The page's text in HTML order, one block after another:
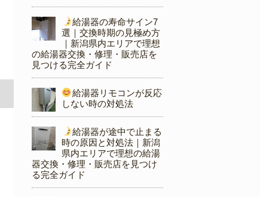
給湯器の寿命サイン7
選｜交換時期の見極め方
｜新潟県内エリアで理想
の給湯器交換・修理・販売店を
見つける完全ガイド
給湯器リモコンが反応
しない時の対処法
給湯器が途中で止まる
時の原因と対処法｜新潟
県内エリアで理想の給湯
器交換・修理・販売店を見つけ
る完全ガイド